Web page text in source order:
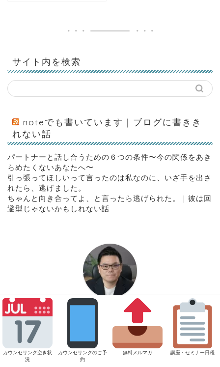
サイト内を検索
noteでも書いています｜ブログに書きき
れない話
パートナーと話し合うための６つの条件〜今の関係をあき
らめたくないあなたへ〜
引っ張ってほしいって言ったのは私なのに、いざ手を出さ
れたら、逃げました。
ちゃんと向き合ってよ、と言ったら逃げられた。｜彼は回
避型じゃないかもしれない話
心理カウンセラー/トレーナー
浅野寿和（あさのひさお）
恋愛・夫婦・仕事・生き方の中で、「ちゃんとやってき
たはずなのに」そんな感覚を抱えやすい人のご相談を多
くお受けしています。
カウンセリング空き状
況
カウンセリングのご予
約
無料メルマガ 講座・セミナー日程